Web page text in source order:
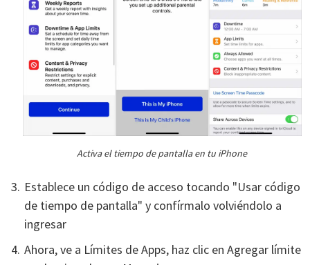
Activa el tiempo de pantalla en tu iPhone
Establece un código de acceso tocando "Usar código
de tiempo de pantalla" y confírmalo volviéndolo a
ingresar
Ahora, ve a Límites de Apps, haz clic en Agregar límite